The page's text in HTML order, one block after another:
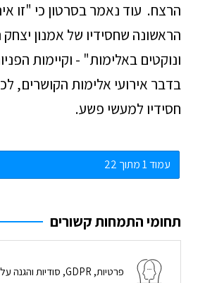
הרצח. עוד נאמר בסרטון כי "זו
הראשונה שחסידיו של אמנון
ונוקטים באלימות" - וקיימות
בדבר אירועי אלימות הקושרים,
חסידיו למעשי פשע.
תחומי התמחות קשורים
פרטיות, GDPR, סודיות והגנה על מוניטין